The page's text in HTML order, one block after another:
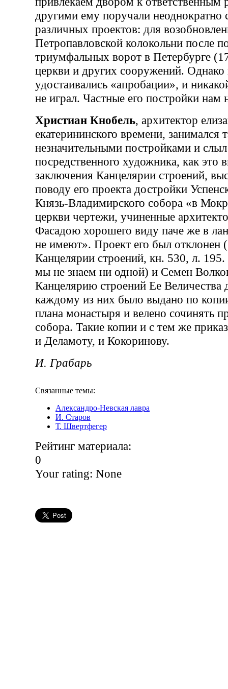
другими ему поручали неоднократно
различных проектов: для
Петропавловской колокольни после
триумфальных ворот в Петербурге
церкви и других сооружений. Однако
удостаивались «апробации», и
не играл. Частные его постройки нам
Христиан Кнобель, архитектор
екатерининского времени, занимался
незначительными постройками и слыл
посредственного художника, как это
заключения Канцелярии строений,
поводу его проекта достройки
Князь-Владимирского собора «в
церкви чертежи, учиненные
Фасадою хорошего виду паче же в
не имеют». Проект его был отклонен
Канцелярии строений, кн. 530, л. 195.
мы не знаем ни одной) и Семен
Канцелярию строений Ее Величества
каждому из них было выдано по
плана монастыря и велено сочинять
собора. Такие копии и с тем же
и Деламоту, и Кокоринову.
И. Грабарь
Связанные темы:
Александро-Невская лавра
И. Старов
Т. Швертфегер
Рейтинг материала:
0
Your rating: None